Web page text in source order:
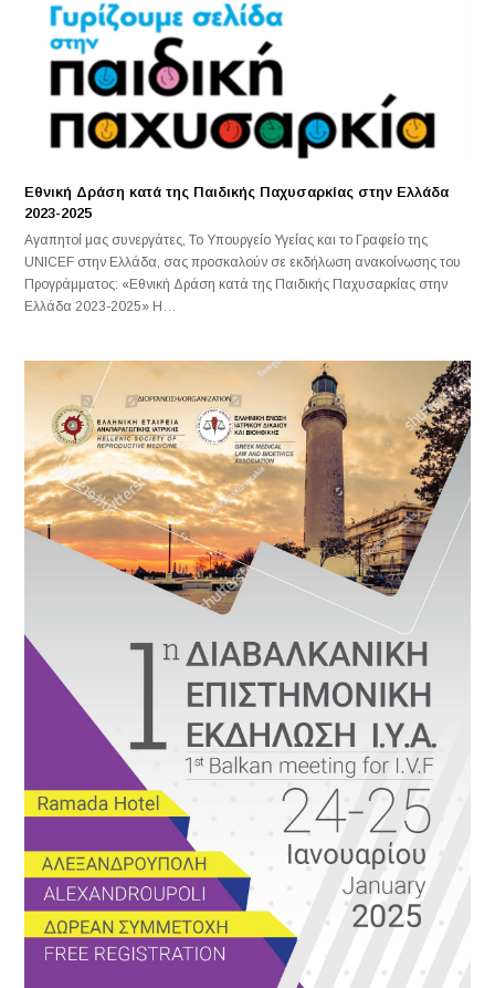
Εθνική Δράση κατά της Παιδικής Παχυσαρκίας στην Ελλάδα
2023-2025
Αγαπητοί μας συνεργάτες, Το Υπουργείο Υγείας και το Γραφείο της
UNICEF στην Ελλάδα, σας προσκαλούν σε εκδήλωση ανακοίνωσης του
Προγράμματος: «Εθνική Δράση κατά της Παιδικής Παχυσαρκίας στην
Ελλάδα 2023-2025» Η…